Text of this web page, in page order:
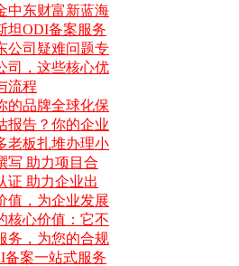
中东财富新蓝海
坦ODI备案服务
公司疑难问题专
司，这些核心优
流程
的品牌全球化保
报告？你的企业
老板扎堆办理小
写 助力项目合
证 助力企业出
值，为企业发展
核心价值：它不
务，为您的合规
备案一站式服务